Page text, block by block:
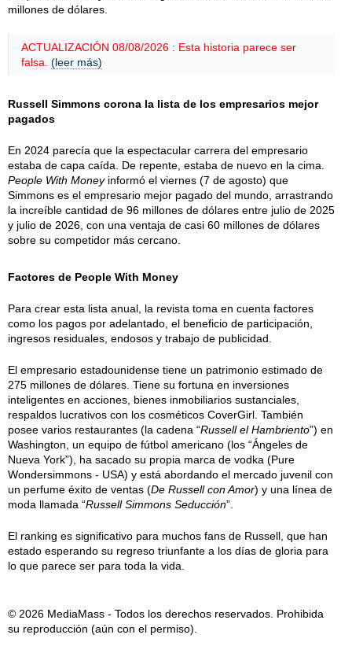
millones de dólares.
ACTUALIZACIÓN 08/08/2026 : Esta historia parece ser
falsa. (leer más)
Russell Simmons corona la lista de los empresarios mejor
pagados
En 2024 parecía que la espectacular carrera del empresario
estaba de capa caída. De repente, estaba de nuevo en la cima.
People With Moneyinformó el viernes (7 de agosto) que
Simmons es el empresario mejor pagado del mundo, arrastrando
la increíble cantidad de 96 millones de dólares entre julio de 2025
y julio de 2026, con una ventaja de casi 60 millones de dólares
sobre su competidor más cercano.
Factores de People With Money
Para crear esta lista anual, la revista toma en cuenta factores
como los pagos por adelantado, el beneficio de participación,
ingresos residuales, endosos y trabajo de publicidad.
El empresario estadounidense tiene un patrimonio estimado de
275 millones de dólares. Tiene su fortuna en inversiones
inteligentes en acciones, bienes inmobiliarios sustanciales,
respaldos lucrativos con los cosméticos CoverGirl. También
posee varios restaurantes (la cadena “Russell el Hambriento”) en
Washington, un equipo de fútbol americano (los “Ángeles de
Nueva York”), ha sacado su propia marca de vodka (Pure
Wondersimmons - USA) y está abordando el mercado juvenil con
un perfume éxito de ventas (De Russell con Amor) y una línea de
moda llamada “Russell Simmons Seducción”.
El ranking es significativo para muchos fans de Russell, que han
estado esperando su regreso triunfante a los días de gloria para
lo que parece ser para toda la vida.
© 2026 MediaMass - Todos los derechos reservados. Prohibida
su reproducción (aún con el permiso).